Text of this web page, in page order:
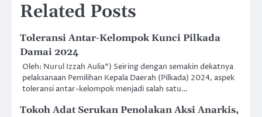
Related Posts
Toleransi Antar-Kelompok Kunci Pilkada
Damai 2024
Oleh: Nurul Izzah Aulia*) Seiring dengan semakin dekatnya
pelaksanaan Pemilihan Kepala Daerah (Pilkada) 2024, aspek
toleransi antar-kelompok menjadi salah satu…
Tokoh Adat Serukan Penolakan Aksi Anarkis,